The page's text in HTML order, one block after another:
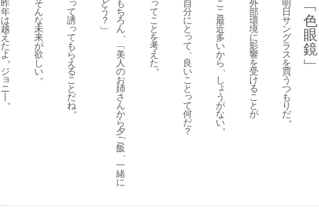
﹁
色
眼
鏡
﹂
明
日
サ
ン
グ
ラ
ス
を
買
う
つ
も
り
だ。
外
部
環
境
に
影
響
を
受
け
る
こ
と
が
こ
こ
最
近
多
い
か
ら、
し
ょ
う
が
な
い。
自
分
に
と
っ
て、
良
い
こ
と
っ
て
何
だ
？
て
こ
と
を
考
え
た。
も
ち
ろ
ん、
﹁
美
人
の
お
姉
さ
ん
か
ら
夕
ご
飯、
一
緒
に
ど
う
？
﹂
て
誘
っ
て
も
ら
え
る
こ
と
だ
ね。
そ
ん
な
未
来
が
欲
し
い。
昨
年
は
越
え
た
よ。
ジ
ョ
ニ
。